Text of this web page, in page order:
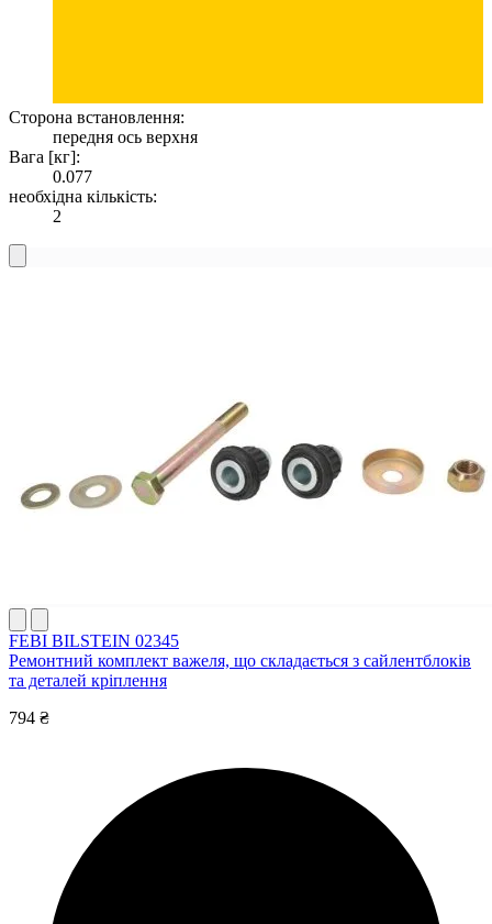
Сторона встановлення:
передня ось верхня
Вага [кг]:
0.077
необхідна кількість:
2
FEBI BILSTEIN 02345
Ремонтний комплект важеля, що складається з сайлентблоків
та деталей кріплення
794 ₴